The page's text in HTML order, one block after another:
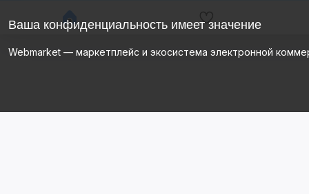
Ваша конфиденциальность имеет значение
Webmarket — маркетплейс и экосистема электронной